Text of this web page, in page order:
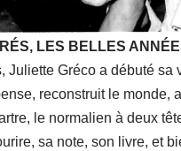
LES BELLES
Juliette Gréco a débuté sa
reconstruit le
le normalien à deux
sa note, son livre, et